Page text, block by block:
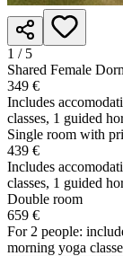
1 / 5
Shared Female
349 €
Includes
classes, 1 guided
Single room with
439 €
Includes
classes, 1 guided
Double room
659 €
For 2 people:
morning yoga